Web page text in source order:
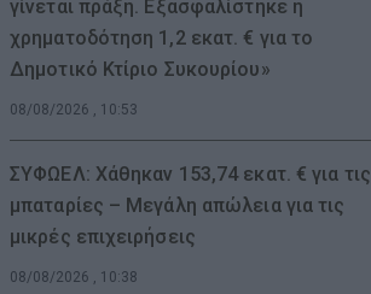
γίνεται πράξη. Εξασφαλίστηκε η
χρηματοδότηση 1,2 εκατ. € για το
Δημοτικό Κτίριο Συκουρίου»
08/08/2026 , 10:53
ΣΥΦΩΕΛ: Χάθηκαν 153,74 εκατ. € για τις
μπαταρίες – Μεγάλη απώλεια για τις
μικρές επιχειρήσεις
08/08/2026 , 10:38